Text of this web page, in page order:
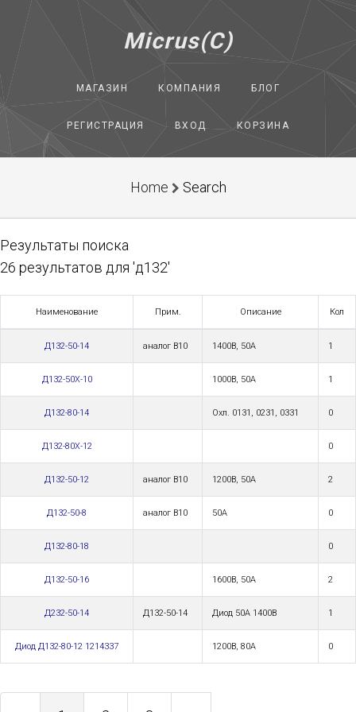
Micrus(C)
МАГАЗИН КОМПАНИЯ БЛОГ
РЕГИСТРАЦИЯ ВХОД КОРЗИНА
Home Search
Результаты поиска
26 результатов для 'д132'
Наименование Прим. Описание Кол
Д132-50-14 аналог В10 1400В, 50А 1
Д132-50Х-10 1000В, 50А 1
Д132-80-14 Охл. 0131, 0231, 0331 0
Д132-80Х-12 0
Д132-50-12 аналог В10 1200В, 50А 2
Д132-50-8 аналог В10 50A 0
Д132-80-18 0
Д132-50-16 1600В, 50А 2
Д232-50-14 Д132-50-14 Диод 50А 1400В 1
Диод Д132-80-12 1214337 1200В, 80А 0